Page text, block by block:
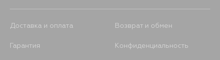
Доставка и оплата Возврат и обмен
Гарантия Конфиденциальность